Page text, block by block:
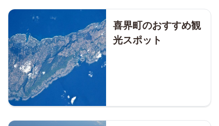
喜界町のおすすめ観
光スポット